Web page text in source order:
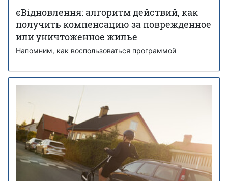
єВідновлення: алгоритм действий, как
получить компенсацию за поврежденное
или уничтоженное жилье
Напомним, как воспользоваться программой